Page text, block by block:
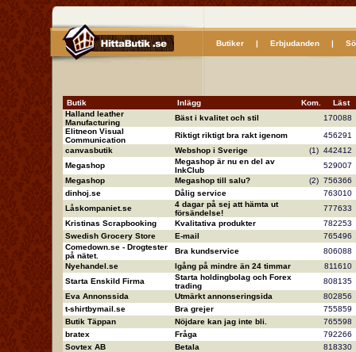
Butiker| Erbjudanden|
Butik Inlägg Kom.
Läst
Halland leather
Manufacturing
Bäst i kvalitet och stil
170088
Elitneon Visual
Communication
Riktigt riktigt bra rakt igenom
456291
canvasbutik
Webshop i Sverige (1) 442412
Megashop
Megashop är nu en del av
InkClub
529007
Megashop
Megashop till salu? (2) 756366
dinhoj.se
Dålig service
763010
Låskompaniet.se
4 dagar på sej att hämta ut
försändelse!
777633
Kristinas Scrapbooking
Kvalitativa produkter
782253
Swedish Grocery Store
E-mail
765496
Comedown.se - Drogtester
på nätet.
Bra kundservice
806088
Nyehandel.se
Igång på mindre än 24 timmar
811610
Starta Enskild Firma
Starta holdingbolag och Forex
trading
808135
Eva Annonssida
Utmärkt annonseringsida
802856
t-shirtbymail.se
Bra grejer
755859
Butik Täppan
Nöjdare kan jag inte bli.
765598
bratex
Fråga
792266
Sovtex AB
Betala
818330